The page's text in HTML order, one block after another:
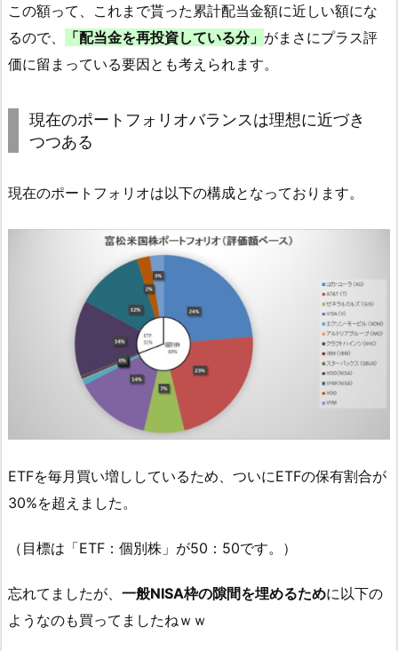
この額って、これまで貰った累計配当金額に近しい額にな
るので、
「配当金を再投資している分」 がまさにプラス評
価に留まっている要因とも考えられます。
現在のポートフォリオバランスは理想に近づき
つつある
現在のポートフォリオは以下の構成となっております。
ETFを毎月買い増ししているため、ついにETFの保有割合が
30%を超えました。
（目標は「ETF：個別株」が50：50です。）
忘れてましたが、 一般NISA枠の隙間を埋めるために以下の
ようなのも買ってましたねｗｗ